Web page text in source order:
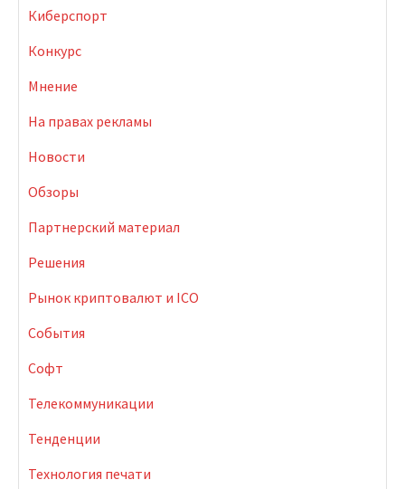
Киберспорт
Конкурс
Мнение
На правах рекламы
Новости
Обзоры
Партнерский материал
Решения
Рынок криптовалют и ICO
События
Софт
Телекоммуникации
Тенденции
Технология печати